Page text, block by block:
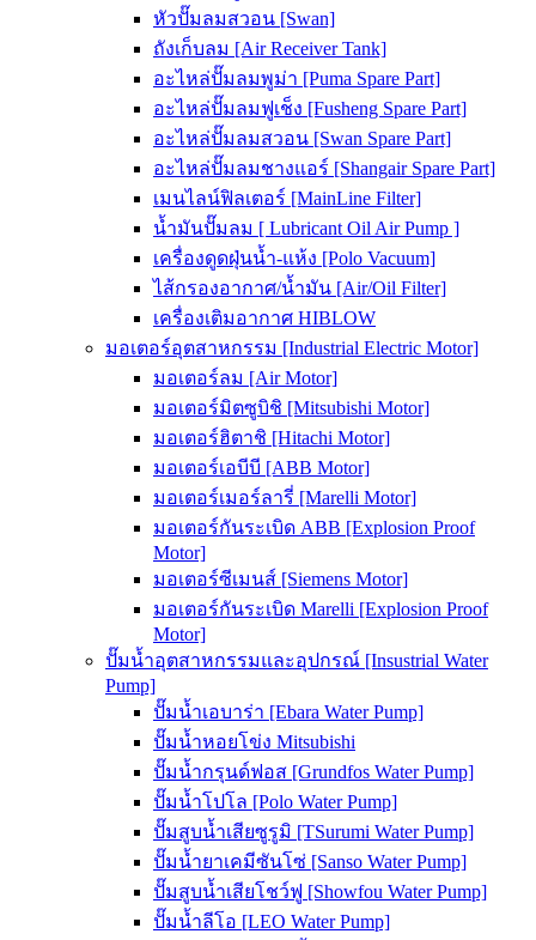
หัวปั๊มลมสวอน [Swan]
ถังเก็บลม [Air Receiver Tank]
อะไหล่ปั๊มลมพูม่า [Puma Spare Part]
อะไหล่ปั๊มลมฟูเช็ง [Fusheng Spare Part]
อะไหล่ปั๊มลมสวอน [Swan Spare Part]
อะไหล่ปั๊มลมชางแอร์ [Shangair Spare Part]
เมนไลน์ฟิลเตอร์ [MainLine Filter]
น้ำมันปั๊มลม [ Lubricant Oil Air Pump ]
เครื่องดูดฝุ่นน้ำ-แห้ง [Polo Vacuum]
ไส้กรองอากาศ/น้ำมัน [Air/Oil Filter]
เครื่องเติมอากาศ HIBLOW
มอเตอร์อุตสาหกรรม [Industrial Electric Motor]
มอเตอร์ลม [Air Motor]
มอเตอร์มิตซูบิชิ [Mitsubishi Motor]
มอเตอร์ฮิตาชิ [Hitachi Motor]
มอเตอร์เอบีบี [ABB Motor]
มอเตอร์เมอร์ลารี่ [Marelli Motor]
มอเตอร์กันระเบิด ABB [Explosion Proof
Motor]
มอเตอร์ซีเมนส์ [Siemens Motor]
มอเตอร์กันระเบิด Marelli [Explosion Proof
Motor]
ปั๊มน้ำอุตสาหกรรมและอุปกรณ์ [Insustrial Water
Pump]
ปั๊มน้ำเอบาร่า [Ebara Water Pump]
ปั๊มน้ำหอยโข่ง Mitsubishi
ปั๊มน้ำกรุนด์ฟอส [Grundfos Water Pump]
ปั๊มน้ำโปโล [Polo Water Pump]
ปั๊มสูบน้ำเสียซูรูมิ [TSurumi Water Pump]
ปั๊มน้ำยาเคมีซันโซ่ [Sanso Water Pump]
ปั๊มสูบน้ำเสียโชว์ฟู [Showfou Water Pump]
ปั๊มน้ำลีโอ [LEO Water Pump]